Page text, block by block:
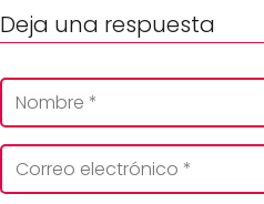
Deja una respuesta